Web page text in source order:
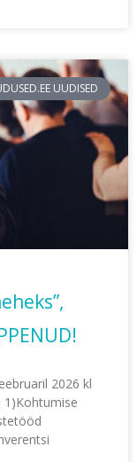
UUDISED
2026 kl
1)Kohtumise